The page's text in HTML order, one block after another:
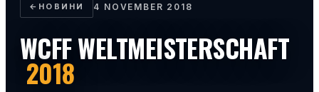
← НОВИНИ 4 NOVEMBER 2018
WCFF WELTMEISTERSCHAFT
2018